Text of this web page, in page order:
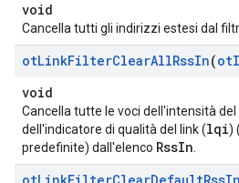
void
Cancella tutti gli indirizzi estesi dal
otLinkFilterClearAllRssIn(ot
void
Cancella tutte le voci dell'intensità
dell'indicatore di qualità del link (lqi)
predefinite) dall'elenco RssIn